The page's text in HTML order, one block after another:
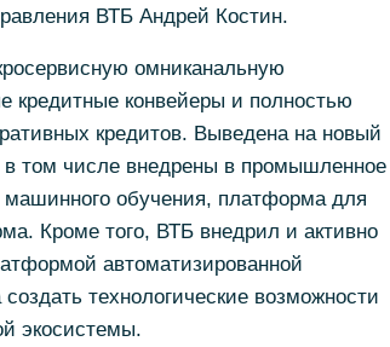
ВТБ Андрей Костин.
омниканальную
кредитные конвейеры и полностью
кредитов. Выведена на новый
в том числе внедрены в промышленное
обучения, платформа для
Кроме того, ВТБ внедрил и активно
автоматизированной
технологические возможности
экосистемы.